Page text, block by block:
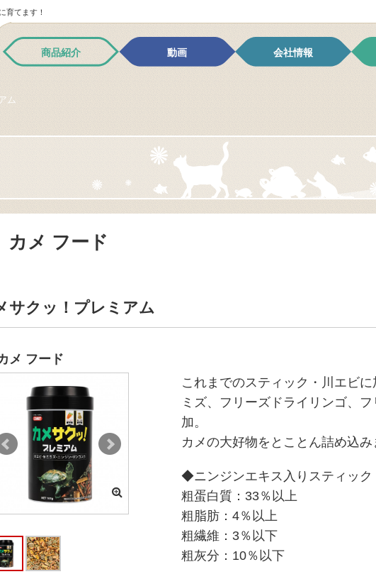
育てます！
商品紹介 動画 会社情報
ム
カメ フード
サクッ！プレミアム
メ フード
これまでのスティック・川エビ
ミズ、フリーズドライリンゴ、
加。
カメの大好物をとことん詰め込み
◆ニンジンエキス入りスティック
粗蛋白質：33％以上
粗脂肪：4％以上
粗繊維：3％以下
粗灰分：10％以下